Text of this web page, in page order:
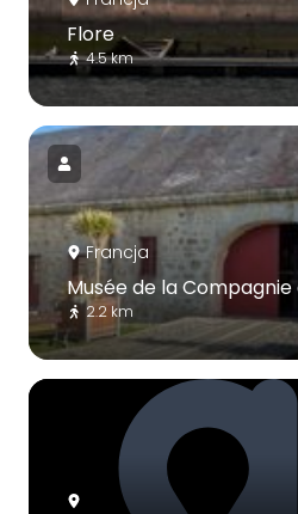
Flore
4.5 km
Francja
Musée de la Compagnie
2.2 km